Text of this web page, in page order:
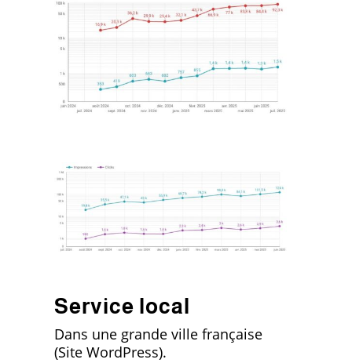
Service local
Dans une grande ville française
(Site WordPress).